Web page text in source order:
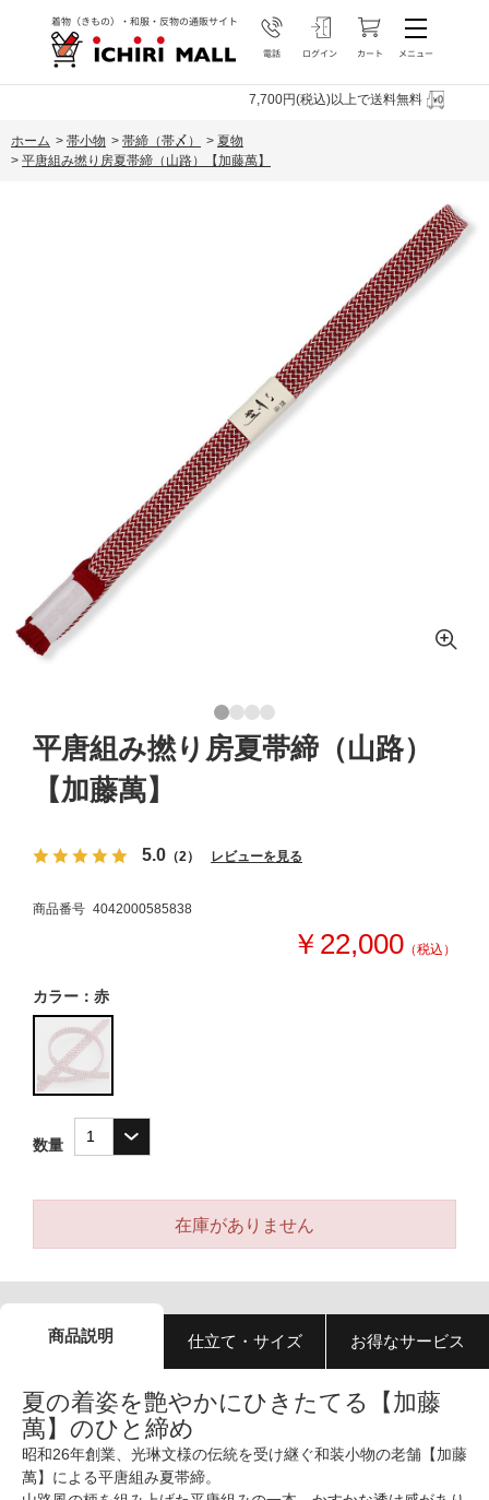
7,700円(税込)以上で送料無料
ホーム > 帯小物 > 帯締（帯〆） > 夏物
> 平唐組み撚り房夏帯締（山路）【加藤萬】
平唐組み撚り房夏帯締（山路）
【加藤萬】
5.0 （2） レビューを見る
商品番号 4042000585838
￥22,000 （税込）
カラー：赤
数量
在庫がありません
商品説明 仕立て・サイズ お得なサービス
夏の着姿を艶やかにひきたてる【加藤
萬】のひと締め
昭和26年創業、光琳文様の伝統を受け継ぐ和装小物の老舗【加藤
萬】による平唐組み夏帯締。